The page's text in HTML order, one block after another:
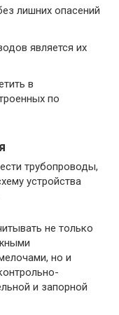
лишних опасений
является их
в
по
трубопроводы,
устройства
не только
но и
и запорной